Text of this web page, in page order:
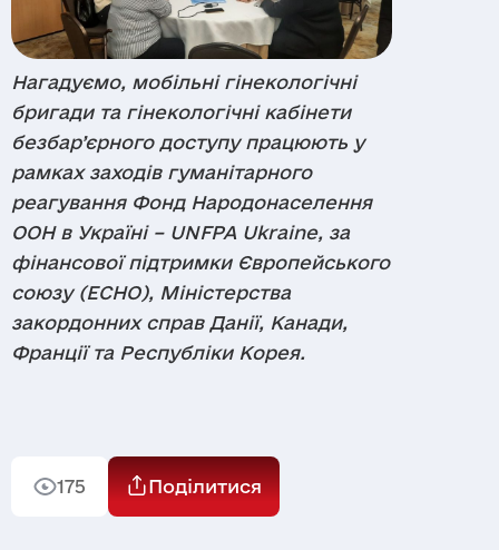
Нагадуємо, мобільні гінекологічні
бригади та гінекологічні кабінети
безбар’єрного доступу працюють у
рамках заходів гуманітарного
реагування Фонд Народонаселення
ООН в Україні – UNFPA Ukraine, за
фінансової підтримки Європейського
союзу (ЕСНО), Міністерства
закордонних справ Данії, Канади,
Франції та Республіки Корея.
175 Поділитися
QR code: Viber чат бот
Заявка Контакти
Повідомити про
порушення
Якщо ви підозрюєте порушення в проектах
організації або партнерів, повідомте про це
якомога швидше. Звіт перевіряється
незалежною службою внутрішнього
контролю; він простий, безпечний та
конфіденційний.
Отримати консультацію